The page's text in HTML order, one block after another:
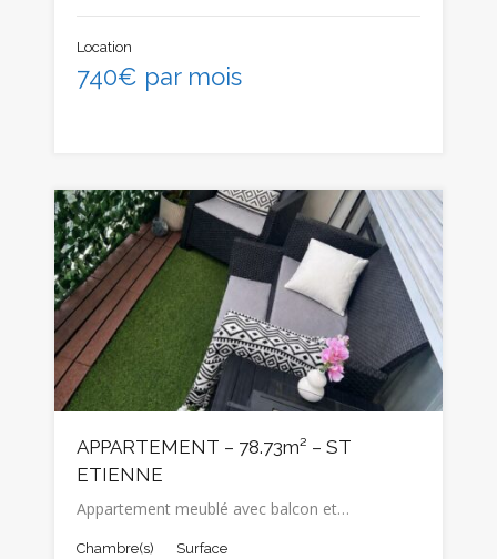
Location
740€ par mois
APPARTEMENT – 78.73m² – ST
ETIENNE
Appartement meublé avec balcon et…
Chambre(s) Surface